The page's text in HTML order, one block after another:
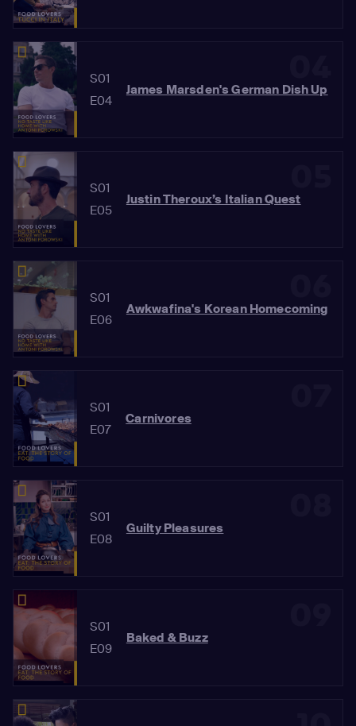
S01
E04
James Marsden's German Dish Up
S01
E05
Justin Theroux’s Italian Quest
S01
E06
Awkwafina's Korean Homecoming
S01
E07
Carnivores
S01
E08
Guilty Pleasures
S01
E09
Baked & Buzz